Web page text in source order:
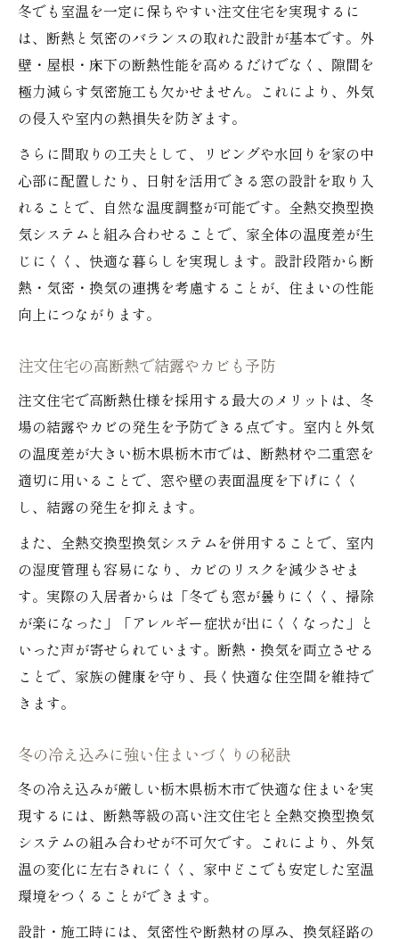
冬でも室温を一定に保ちやすい注文住宅を実現するに
は、断熱と気密のバランスの取れた設計が基本です。外
壁・屋根・床下の断熱性能を高めるだけでなく、隙間を
極力減らす気密施工も欠かせません。これにより、外気
の侵入や室内の熱損失を防ぎます。
さらに間取りの工夫として、リビングや水回りを家の中
心部に配置したり、日射を活用できる窓の設計を取り入
れることで、自然な温度調整が可能です。全熱交換型換
気システムと組み合わせることで、家全体の温度差が生
じにくく、快適な暮らしを実現します。設計段階から断
熱・気密・換気の連携を考慮することが、住まいの性能
向上につながります。
注文住宅の高断熱で結露やカビも予防
注文住宅で高断熱仕様を採用する最大のメリットは、冬
場の結露やカビの発生を予防できる点です。室内と外気
の温度差が大きい栃木県栃木市では、断熱材や二重窓を
適切に用いることで、窓や壁の表面温度を下げにくく
し、結露の発生を抑えます。
また、全熱交換型換気システムを併用することで、室内
の湿度管理も容易になり、カビのリスクを減少させま
す。実際の入居者からは「冬でも窓が曇りにくく、掃除
が楽になった」「アレルギー症状が出にくくなった」と
いった声が寄せられています。断熱・換気を両立させる
ことで、家族の健康を守り、長く快適な住空間を維持で
きます。
冬の冷え込みに強い住まいづくりの秘訣
冬の冷え込みが厳しい栃木県栃木市で快適な住まいを実
現するには、断熱等級の高い注文住宅と全熱交換型換気
システムの組み合わせが不可欠です。これにより、外気
温の変化に左右されにくく、家中どこでも安定した室温
環境をつくることができます。
設計・施工時には、気密性や断熱材の厚み、換気経路の